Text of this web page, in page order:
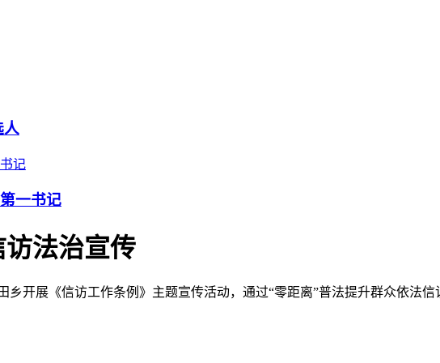
人
一书记
法治宣传
乡开展《信访工作条例》主题宣传活动，通过“零距离”普法提升群众依法信